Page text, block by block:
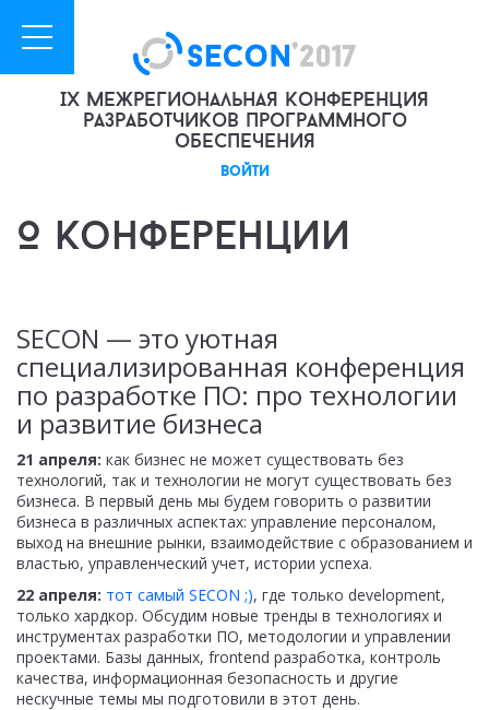
IX межрегиональная конференция
разработчиков программного
обеспечения
войти
О конференции
SECON — это уютная
специализированная конференция
по разработке ПО: про технологии
и развитие бизнеса
21 апреля: как бизнес не может существовать без
технологий, так и технологии не могут существовать без
бизнеса. В первый день мы будем говорить о развитии
бизнеса в различных аспектах: управление персоналом,
выход на внешние рынки, взаимодействие с образованием и
властью, управленческий учет, истории успеха.
22 апреля: тот самый SECON ;), где только development,
только хардкор. Обсудим новые тренды в технологиях и
инструментах разработки ПО, методологии и управлении
проектами. Базы данных, frontend разработка, контроль
качества, информационная безопасность и другие
нескучные темы мы подготовили в этот день.